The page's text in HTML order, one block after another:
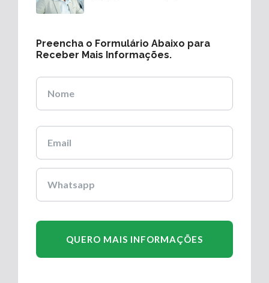
Preencha o Formulário Abaixo para
Receber Mais Informações.
Nome